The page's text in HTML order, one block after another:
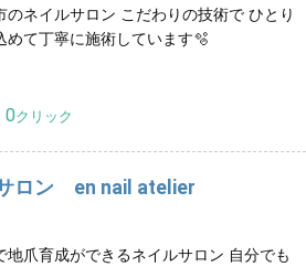
のネイルサロン こだわりの技術で ひとり
めて丁寧に施術しています🫧
0クリック
ロン en nail atelier
地爪育成ができるネイルサロン 自分でも